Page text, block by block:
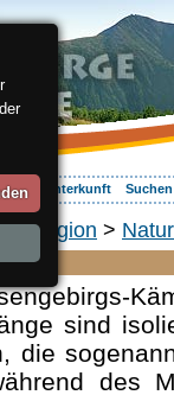
Unterkunft
Region > Natur
sind
die
des